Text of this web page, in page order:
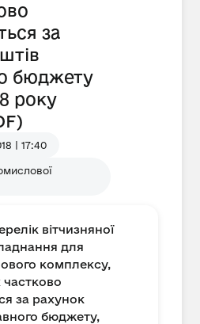
за
бюджету
року
| 17:40
вітчизняної
для
комплексу,
частково
за рахунок
бюджету,